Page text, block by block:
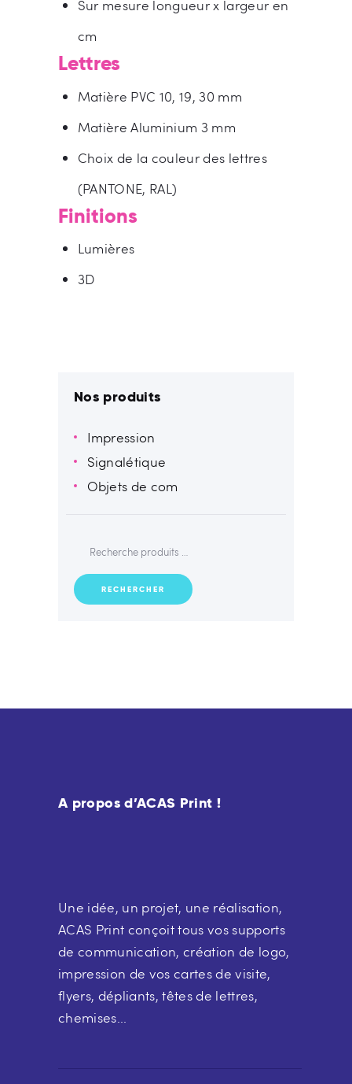
Sur mesure longueur x largeur en
cm
Lettres
Matière PVC 10, 19, 30 mm
Matière Aluminium 3 mm
Choix de la couleur des lettres
(PANTONE, RAL)
Finitions
Lumières
3D
Nos produits
Impression
Signalétique
Objets de com
RECHERCHER
A propos d’ACAS Print !
Une idée, un projet, une réalisation,
ACAS Print conçoit tous vos supports
de communication, création de logo,
impression de vos cartes de visite,
flyers, dépliants, têtes de lettres,
chemises...